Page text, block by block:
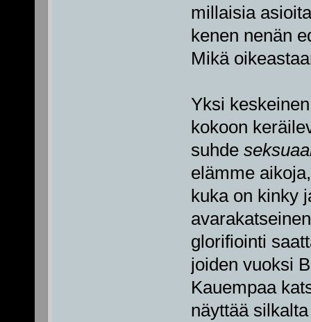
millaisia
kenen nenän
Mikä
Yksi
kokoon
suhde
elämme
kuka on kinky
glorifiointi
joiden vuoksi
Kauempaa
näyttää